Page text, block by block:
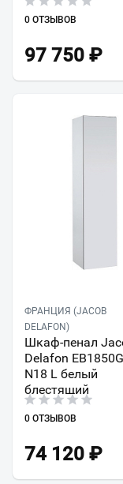
0 ОТЗЫВОВ
97 750 ₽
ФРАНЦИЯ (JACOB
DELAFON)
Шкаф-пенал
Delafon
N18 L белый
блестящий
0 ОТЗЫВОВ
74 120 ₽